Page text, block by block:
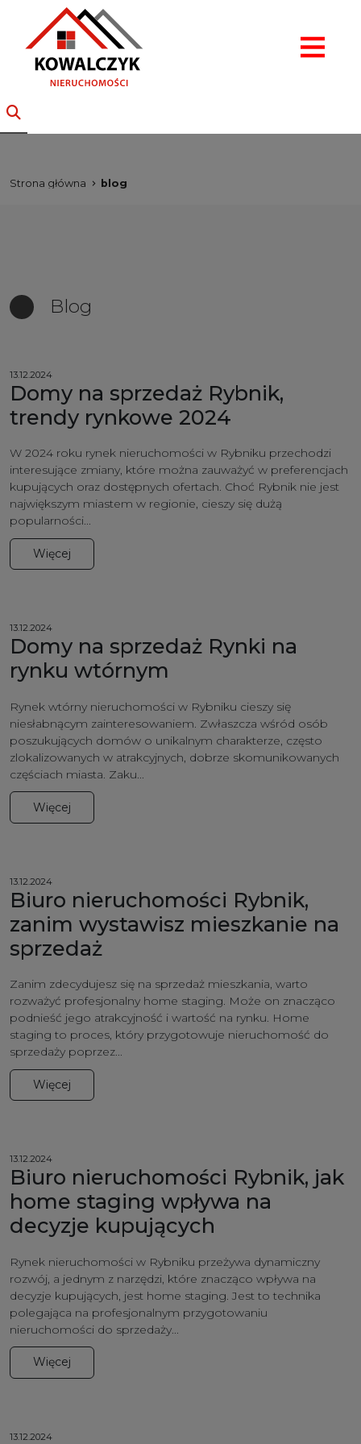
Strona główna blog
Blog
13.12.2024
Domy na sprzedaż Rybnik,
trendy rynkowe 2024
W 2024 roku rynek nieruchomości w Rybniku przechodzi
interesujące zmiany, które można zauważyć w preferencjach
kupujących oraz dostępnych ofertach. Choć Rybnik nie jest
największym miastem w regionie, cieszy się dużą
popularności...
Więcej
13.12.2024
Domy na sprzedaż Rynki na
rynku wtórnym
Rynek wtórny nieruchomości w Rybniku cieszy się
niesłabnącym zainteresowaniem. Zwłaszcza wśród osób
poszukujących domów o unikalnym charakterze, często
zlokalizowanych w atrakcyjnych, dobrze skomunikowanych
częściach miasta. Zaku...
Więcej
13.12.2024
Biuro nieruchomości Rybnik,
zanim wystawisz mieszkanie na
sprzedaż
Zanim zdecydujesz się na sprzedaż mieszkania, warto
rozważyć profesjonalny home staging. Może on znacząco
podnieść jego atrakcyjność i wartość na rynku. Home
staging to proces, który przygotowuje nieruchomość do
sprzedaży poprzez...
Więcej
13.12.2024
Biuro nieruchomości Rybnik, jak
home staging wpływa na
decyzje kupujących
Rynek nieruchomości w Rybniku przeżywa dynamiczny
rozwój, a jednym z narzędzi, które znacząco wpływa na
decyzje kupujących, jest home staging. Jest to technika
polegająca na profesjonalnym przygotowaniu
nieruchomości do sprzedaży...
Więcej
13.12.2024